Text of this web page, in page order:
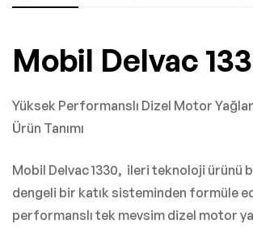
Mobil Delvac
Yüksek Performanslı Dizel Motor
Ürün Tanımı
Mobil Delvac 1330, ileri teknoloji ürünü
dengeli bir katık sisteminden formüle
performanslı tek mevsim dizel motor